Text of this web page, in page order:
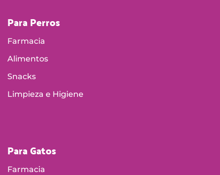
Para Perros
Farmacia
Alimentos
Snacks
Limpieza e Higiene
Para Gatos
Farmacia